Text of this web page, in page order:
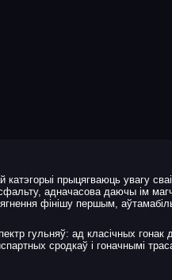
прыцягваюць увагу
адначасова даючы ім
фінішу першым,
гульняў: ад класічных
сродкаў і гоначнымі